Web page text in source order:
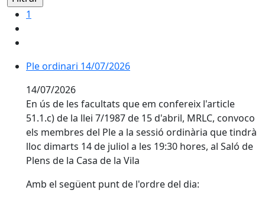
1
Ple ordinari 14/07/2026
Ple ordinari 14/07/2026
14/07/2026
En ús de les facultats que em confereix l'article
51.1.c) de la llei 7/1987 de 15 d'abril, MRLC, convoco
els membres del Ple a la sessió ordinària que tindrà
lloc dimarts 14 de juliol a les 19:30 hores, al Saló de
Plens de la Casa de la Vila
Amb el següent punt de l'ordre del dia: